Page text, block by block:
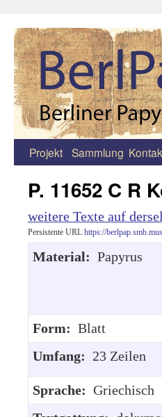
Zum
Projekt Sammlung
P. 11652 C R
weitere Texte auf
Persistente URL https://
Material: Papyrus
Form: Blatt
Umfang: 23 Zeilen
Sprache: Griechisch